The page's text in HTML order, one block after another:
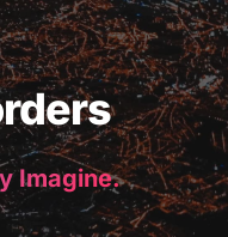
Imagine.